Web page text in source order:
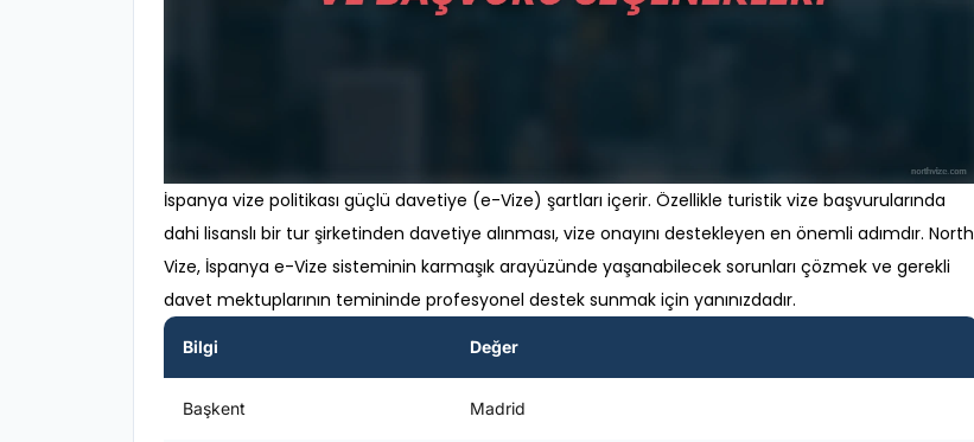
İspanya vize politikası güçlü davetiye (e-Vize) şartları içerir. Özellikle turistik vize başvurularında
dahi lisanslı bir tur şirketinden davetiye alınması, vize onayını destekleyen en önemli adımdır. North
Vize, İspanya e-Vize sisteminin karmaşık arayüzünde yaşanabilecek sorunları çözmek ve gerekli
davet mektuplarının temininde profesyonel destek sunmak için yanınızdadır.
Bilgi Değer
Başkent Madrid